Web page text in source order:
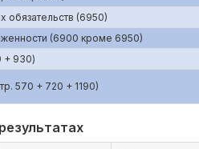
обязательств (6950)
(6900 кроме 6950)
+ 930)
570 + 720 + 1190)